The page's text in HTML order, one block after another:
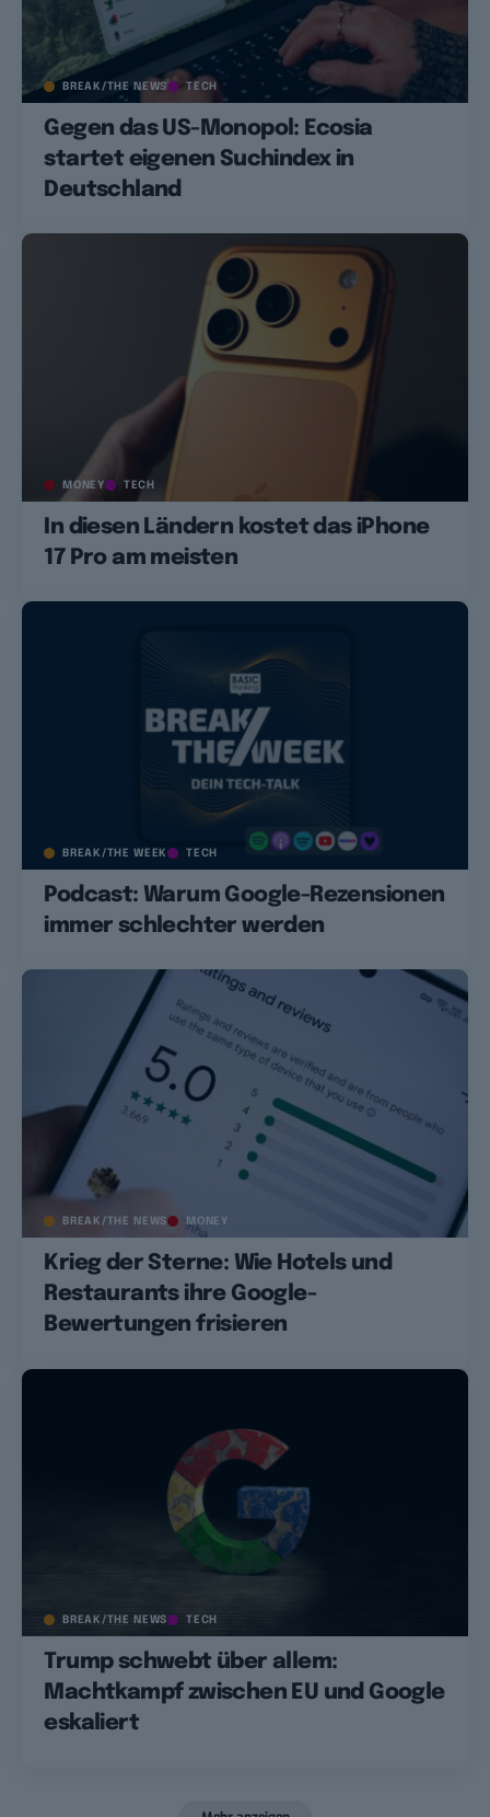
BREAK/THE NEWS TECH
Gegen das US-Monopol: Ecosia
startet eigenen Suchindex in
Deutschland
MONEY TECH
In diesen Ländern kostet das iPhone
17 Pro am meisten
BREAK/THE WEEK TECH
Podcast: Warum Google-Rezensionen
immer schlechter werden
BREAK/THE NEWS MONEY
Krieg der Sterne: Wie Hotels und
Restaurants ihre Google-
Bewertungen frisieren
BREAK/THE NEWS TECH
Trump schwebt über allem:
Machtkampf zwischen EU und Google
eskaliert